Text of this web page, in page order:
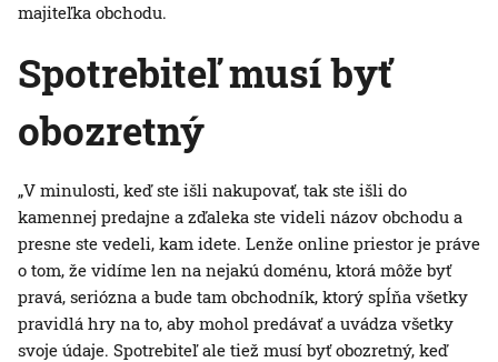
majiteľka obchodu.
Spotrebiteľ musí byť
obozretný
„V minulosti, keď ste išli nakupovať, tak ste išli do
kamennej predajne a zďaleka ste videli názov obchodu a
presne ste vedeli, kam idete. Lenže online priestor je práve
o tom, že vidíme len na nejakú doménu, ktorá môže byť
pravá, seriózna a bude tam obchodník, ktorý spĺňa všetky
pravidlá hry na to, aby mohol predávať a uvádza všetky
svoje údaje. Spotrebiteľ ale tiež musí byť obozretný, keď